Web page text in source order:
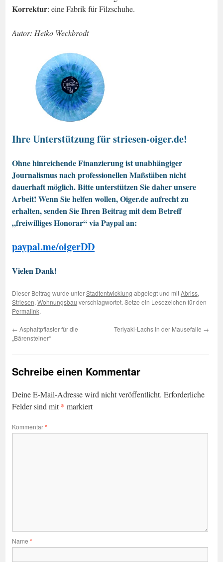
Korrektur: eine Fabrik für Filzschuhe.
Autor: Heiko Weckbrodt
Ihre Unterstützung für striesen-oiger.de!
Ohne hinreichende Finanzierung ist unabhängiger
Journalismus nach professionellen Maßstäben nicht
dauerhaft möglich. Bitte unterstützen Sie daher unsere
Arbeit! Wenn Sie helfen wollen, Oiger.de aufrecht zu
erhalten, senden Sie Ihren Beitrag mit dem Betreff
„freiwilliges Honorar“ via Paypal an:
paypal.me/oigerDD
Vielen Dank!
Dieser Beitrag wurde unterStadtentwicklung abgelegt und mitAbriss,
Striesen,Wohnungsbau verschlagwortet. Setze ein Lesezeichen für den
Permalink.
← Asphaltpflaster für die
„Bärensteiner“
Teriyaki-Lachs in der Mausefalle →
Schreibe einen Kommentar
Deine E-Mail-Adresse wird nicht veröffentlicht. Erforderliche
Felder sind mit* markiert
Kommentar*
Name *